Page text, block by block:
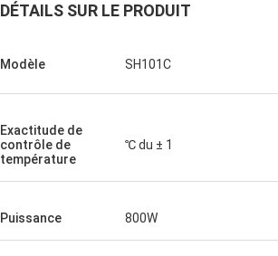
DÉTAILS SUR LE PRODUIT
Modèle SH101C
Exactitude de
contrôle de
température
℃ du ± 1
Puissance 800W